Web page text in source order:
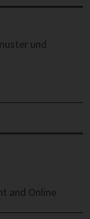
und
and Online